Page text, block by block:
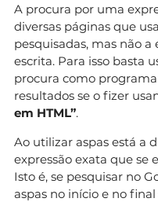
A procura por uma
diversas páginas que
pesquisadas, mas não a
escrita. Para isso basta
procura como
resultados se o fizer
em HTML”.
Ao utilizar aspas está a
expressão exata que se
Isto é, se pesquisar no
aspas no início e no